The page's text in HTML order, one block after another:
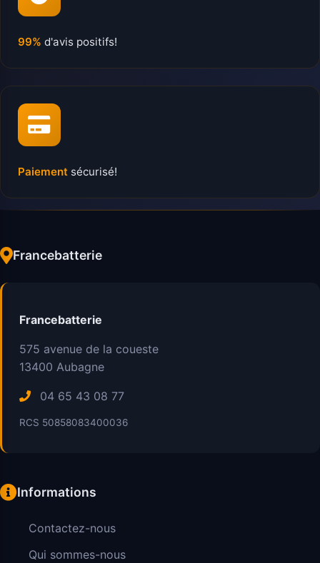
99% d'avis positifs!
Paiement sécurisé!
Francebatterie
Francebatterie
575 avenue de la coueste
13400 Aubagne
04 65 43 08 77
RCS 50858083400036
Informations
Contactez-nous
Qui sommes-nous